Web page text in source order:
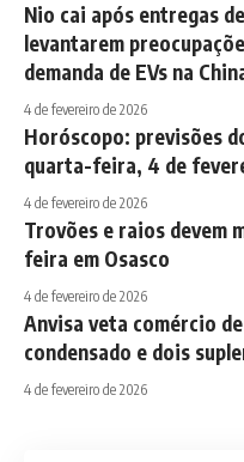
Nio cai após entregas
levantarem
demanda de EVs na
4 de fevereiro de 2026
Horóscopo: previsões
quarta-feira, 4 de
4 de fevereiro de 2026
Trovões e raios devem
feira em Osasco
4 de fevereiro de 2026
Anvisa veta comércio
condensado e dois
4 de fevereiro de 2026